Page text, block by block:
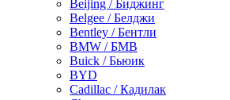
Beijing / Биджинг
Belgee / Белджи
Bentley / Бентли
BMW / БМВ
Buick / Бьюик
BYD
Cadillac / Кадилак